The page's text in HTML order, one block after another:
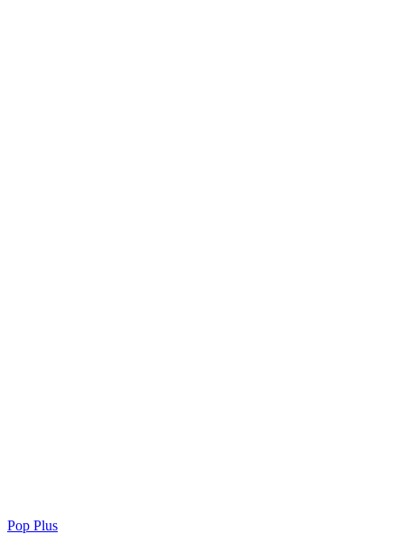
Pop Plus